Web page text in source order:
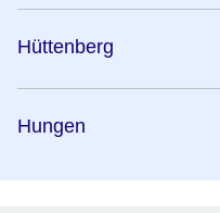
Hüttenberg
Hungen